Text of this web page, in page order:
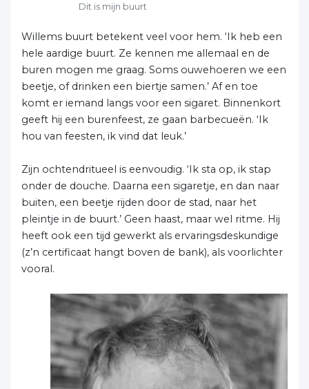
Dit is mijn buurt
Willems buurt betekent veel voor hem. ‘Ik heb een
hele aardige buurt. Ze kennen me allemaal en de
buren mogen me graag. Soms ouwehoeren we een
beetje, of drinken een biertje samen.’ Af en toe
komt er iemand langs voor een sigaret. Binnenkort
geeft hij een burenfeest, ze gaan barbecueën. ‘Ik
hou van feesten, ik vind dat leuk.’
Zijn ochtendritueel is eenvoudig. ‘Ik sta op, ik stap
onder de douche. Daarna een sigaretje, en dan naar
buiten, een beetje rijden door de stad, naar het
pleintje in de buurt.’ Geen haast, maar wel ritme. Hij
heeft ook een tijd gewerkt als ervaringsdeskundige
(z’n certificaat hangt boven de bank), als voorlichter
vooral.